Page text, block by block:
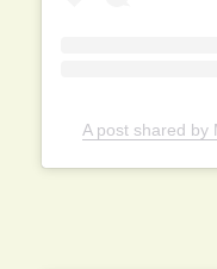
A post shared by